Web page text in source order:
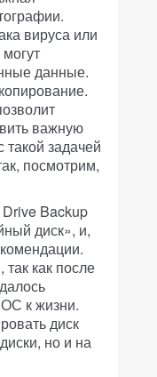
вируса или
данные.
важную
задачей
посмотрим,
Backup
диск», и,
как после
ОС к жизни.
диск
но и на